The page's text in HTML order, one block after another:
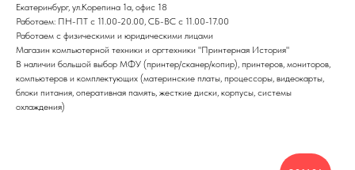
Екатеринбург, ул.Корепина 1а, офис 18
Работаем: ПН-ПТ с 11.00-20.00, СБ-ВС с 11.00-17.00
Работаем с физическими и юридическими лицами
Магазин компьютерной техники и оргтехники "Принтерная История"
В наличии большой выбор МФУ (принтер/сканер/копир), принтеров, мониторов,
компьютеров и комплектующих (материнские платы, процессоры, видеокарты,
блоки питания, оперативная память, жесткие диски, корпусы, системы
охлаждения)